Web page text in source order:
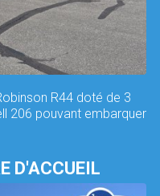
R44 doté de 3
206 pouvant embarquer
D'ACCUEIL